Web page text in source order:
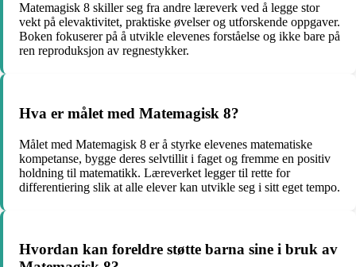
Matemagisk 8 skiller seg fra andre læreverk ved å legge stor
vekt på elevaktivitet, praktiske øvelser og utforskende oppgaver.
Boken fokuserer på å utvikle elevenes forståelse og ikke bare på
ren reproduksjon av regnestykker.
Hva er målet med Matemagisk 8?
Målet med Matemagisk 8 er å styrke elevenes matematiske
kompetanse, bygge deres selvtillit i faget og fremme en positiv
holdning til matematikk. Læreverket legger til rette for
differentiering slik at alle elever kan utvikle seg i sitt eget tempo.
Hvordan kan foreldre støtte barna sine i bruk av